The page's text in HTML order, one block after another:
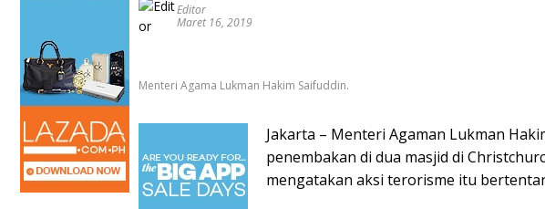
Editor
Maret 16, 2019
Menteri Agama Lukman Hakim Saifuddin.
Jakarta – Menteri Agaman Lukman
penembakan di dua masjid di
mengatakan aksi terorisme itu